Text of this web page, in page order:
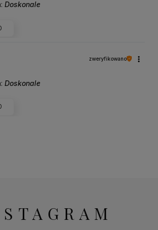
Doskonale
zweryfikowano
Doskonale